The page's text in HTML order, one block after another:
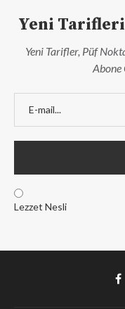
Yeni
Yeni Tarifler, Püf
Abone
Lezzet Nesli